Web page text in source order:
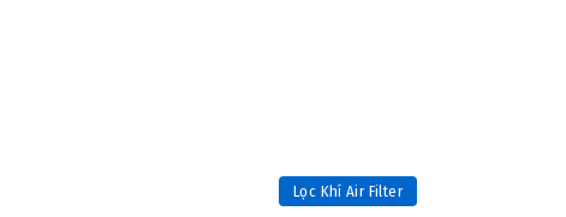
Lọc Khí Air Filter